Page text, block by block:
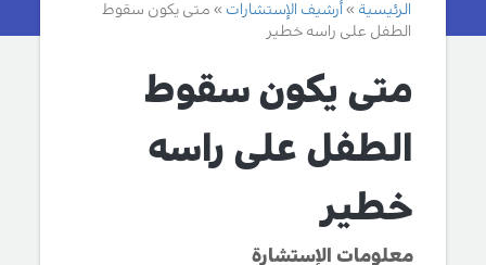
الرئيسية أرشيف الإستشارات
متى يكون سقوط
الطفل على راسه خطير
متى يكون سقوط
الطفل على راسه
خطير
معلومات الإستشارة